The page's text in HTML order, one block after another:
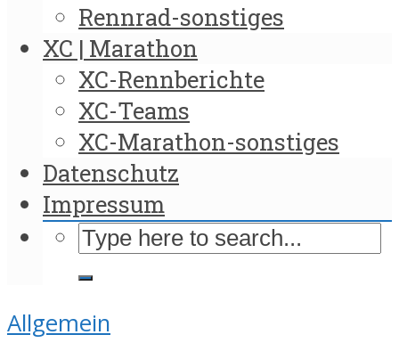
Rennrad-sonstiges
XC | Marathon
XC-Rennberichte
XC-Teams
XC-Marathon-sonstiges
Datenschutz
Impressum
Allgemein